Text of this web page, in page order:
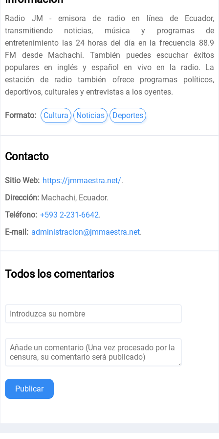
Radio JM - emisora ​​de radio en línea de Ecuador,
transmitiendo noticias, música y programas de
entretenimiento las 24 horas del día en la frecuencia 88.9
FM desde Machachi. También puedes escuchar éxitos
populares en inglés y español en vivo en la radio. La
estación de radio también ofrece programas políticos,
deportivos, culturales y entrevistas a los oyentes.
Formato: Cultura Noticias Deportes
Contacto
Sitio Web: https://jmmaestra.net/.
Dirección: Machachi, Ecuador.
Teléfono: +593 2-231-6642.
E-mail: administracion@jmmaestra.net.
Todos los comentarios
Publicar